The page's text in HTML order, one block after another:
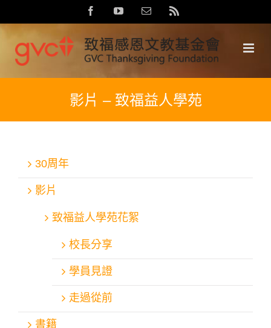
to
content
FacebookYouTubeEmail:
影片 – 致福益人學苑
30周年
影片
致福益人學苑花絮
校長分享
學員見證
走過從前
書籍